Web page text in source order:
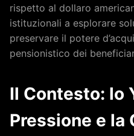
rispetto al dollaro
istituzionali a esplorare
preservare il potere
pensionistico dei
Il Contesto: lo
Pressione e la